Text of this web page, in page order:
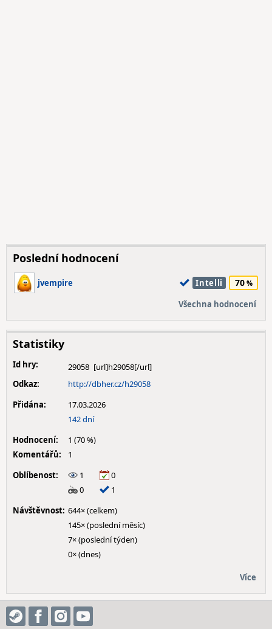
Poslední hodnocení
jvempire Intelli 70
Všechna hodnocení
Statistiky
Id hry:
29058
Odkaz:
http://dbher.cz/h29058
Přidána:
17.03.2026
142 dní
Hodnocení:
1 (70 %)
Komentářů:
1
Oblíbenost:
1
0
0
1
Návštěvnost: 644× (celkem)
145× (poslední měsíc)
7× (poslední týden)
0× (dnes)
Více